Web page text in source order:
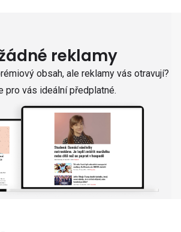
reklamy
obsah, ale reklamy vás otravují?
pro vás ideální předplatné.